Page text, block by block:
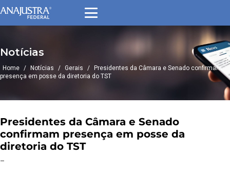
Notícias
Home / Notícias / Gerais /
Presidentes da Câmara e Senado confirmam
presença em posse da diretoria do TST
Presidentes da Câmara e Senado
confirmam presença em posse da
diretoria do TST
–